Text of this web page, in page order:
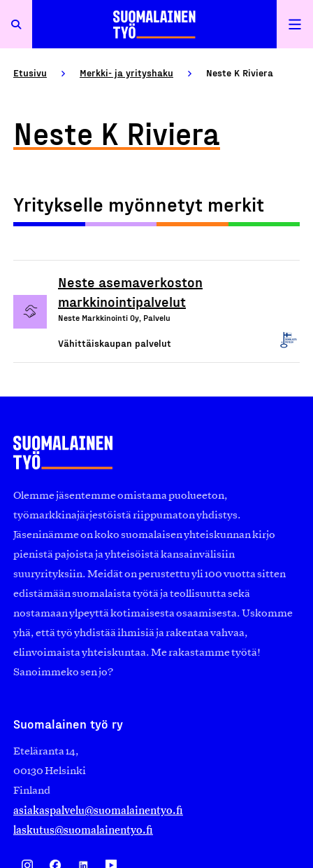
Etusivu Merkki- ja yrityshaku Neste K Riviera
Neste K Riviera
Yritykselle myönnetyt merkit
Neste asemaverkoston
markkinointipalvelut
Neste Markkinointi Oy, Palvelu
Vähittäiskaupan palvelut
Olemme jäsentemme omistama puolueeton,
työmarkkinajärjestöistä riippumaton yhdistys.
Jäseninämme on koko suomalaisen yhteiskunnan kirjo
pienistä pajoista ja yhteisöistä kansainvälisiin
suuryrityksiin. Meidät on perustettu yli 100 vuotta sitten
edistämään suomalaista työtä ja teollisuutta sekä
nostamaan ylpeyttä kotimaisesta osaamisesta. Uskomme
yhä, että työ yhdistää ihmisiä ja rakentaa vahvaa,
elinvoimaista yhteiskuntaa. Me rakastamme työtä!
Sanoimmeko sen jo?
Suomalainen työ ry
Eteläranta 14,
00130 Helsinki
Finland
asiakaspalvelu@suomalainentyo.fi
laskutus@suomalainentyo.fi